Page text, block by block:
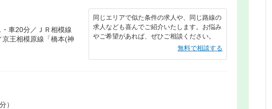
車20分／ＪＲ相模線
京王相模原線「橋本(神
同じエリアで似た条件の求人や、同じ路線の
求人なども喜んでご紹介いたします。お悩み
やご希望があれば、ぜひご相談ください。
無料で相談する
）